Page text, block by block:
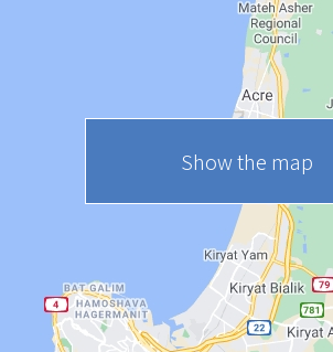
Uri Rubin -
Chinese
Medicine
(Magic Touch)
- SPA
See all attractions in the region >>
Show the map